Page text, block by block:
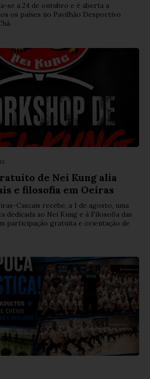
se a 24 de outubro e é aberta a
os países no Pavilhão Desportivo
de Nei Kung alia
e filosofia em Oeiras
Cascais recebe, a 1 de agosto, uma
dedicada ao Nei Kung e à Filosofia das
participação gratuita e orientação de